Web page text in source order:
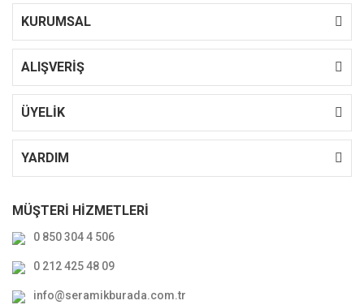
KURUMSAL
ALIŞVERİŞ
ÜYELİK
YARDIM
MÜŞTERİ HİZMETLERİ
0 850 304 4 506
0 212 425 48 09
info@seramikburada.com.tr